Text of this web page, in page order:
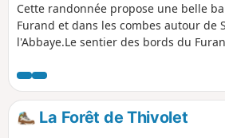
Cette randonnée propose une belle
Furand et dans les combes autour de
l'Abbaye.Le sentier des bords du
obtenu les autorisations nécessaires
ces terrains privés. Merci pour votre
lieux.Attention, en cas de pluie
glissant (voire inondé) dans la Combe
La Forêt de Thivolet